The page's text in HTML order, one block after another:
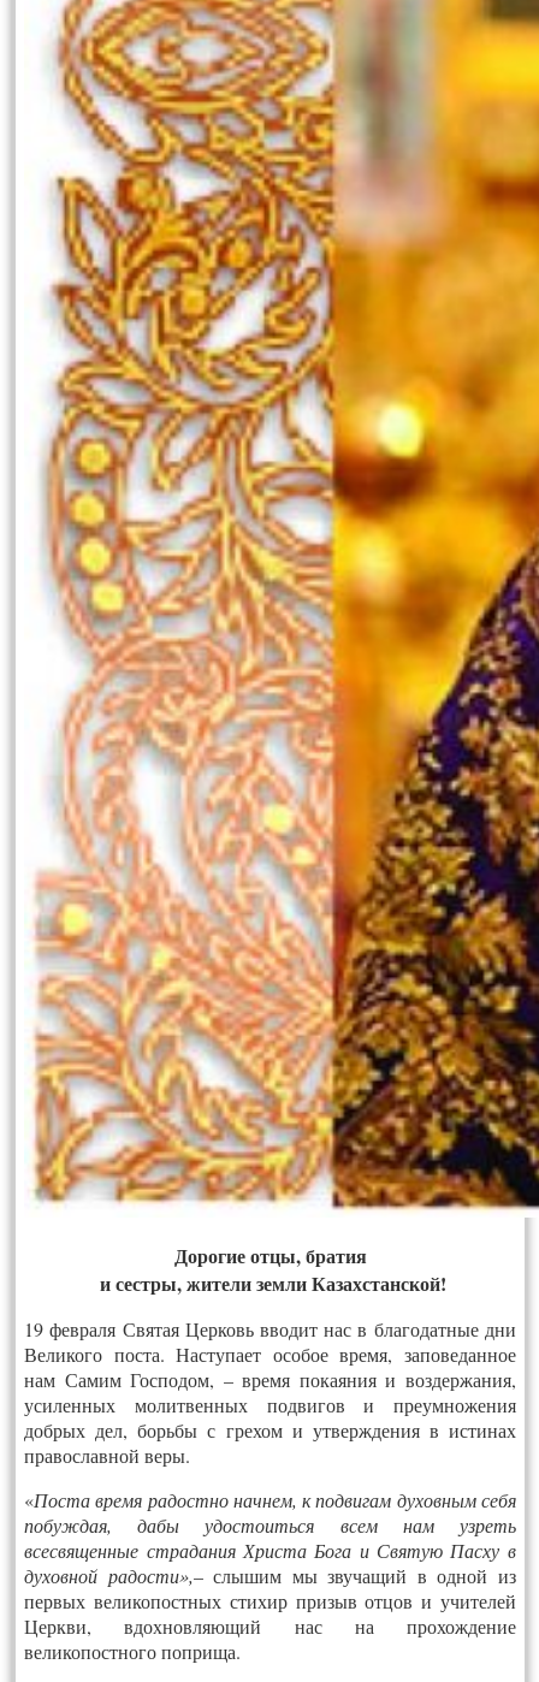
Дорогие отцы, братия
и сестры, жители земли Казахстанской!
19 февраля Святая Церковь вводит нас в благодатные дни
Великого поста. Наступает особое время, заповеданное
нам Самим Господом, – время покаяния и воздержания,
усиленных молитвенных подвигов и преумножения
добрых дел, борьбы с грехом и утверждения в истинах
православной веры.
«Поста время радостно начнем, к подвигам духовным себя
побуждая, дабы удостоиться всем нам узреть
всесвященные страдания Христа Бога и Святую Пасху в
духовной радости»,– слышим мы звучащий в одной из
первых великопостных стихир призыв отцов и учителей
Церкви, вдохновляющий нас на прохождение
великопостного поприща.